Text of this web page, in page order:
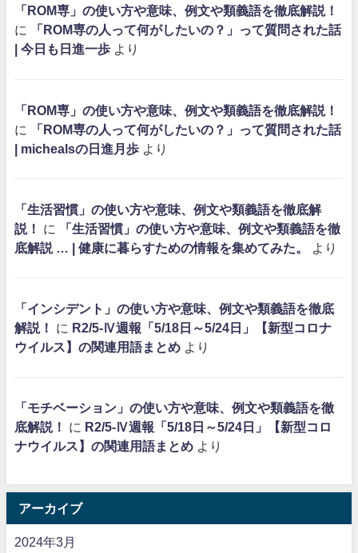
「ROM専」の使い方や意味、例文や類義語を徹底解説！
に
「ROM専の人って何がしたいの？」って質問された話
| 今日も日進一歩 より
「ROM専」の使い方や意味、例文や類義語を徹底解説！
に
「ROM専の人って何がしたいの？」って質問された話
| michealsの日進月歩 より
「生活習慣」の使い方や意味、例文や類義語を徹底解
説！
に
「生活習慣」の使い方や意味、例文や類義語を徹
底解説 … | 健康に暮らすための情報を集めてみた。
より
「インシデント」の使い方や意味、例文や類義語を徹底
解説！
に R2/5-Ⅳ週報「5/18日～5/24日」【新型コロナ
ウイルス】の関連用語まとめ より
「モチベーション」の使い方や意味、例文や類義語を徹
底解説！
に R2/5-Ⅳ週報「5/18日～5/24日」【新型コロ
ナウイルス】の関連用語まとめ より
アーカイブ
2024年3月